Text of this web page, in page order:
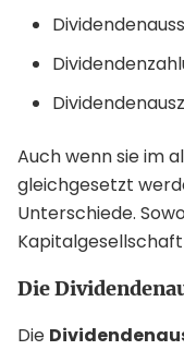
Auch wenn sie im
gleichgesetzt
Unterschiede.
Die
Die